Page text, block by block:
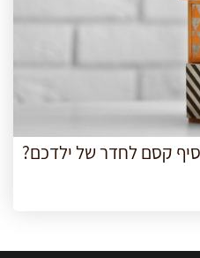
קסם לחדר של ילדכם?